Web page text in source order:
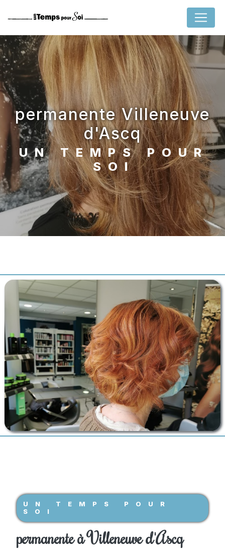
permanente Villeneuve
d'Ascq
UN TEMPS POUR
SOI
UN TEMPS POUR
SOI
permanente à Villeneuve d'Ascq